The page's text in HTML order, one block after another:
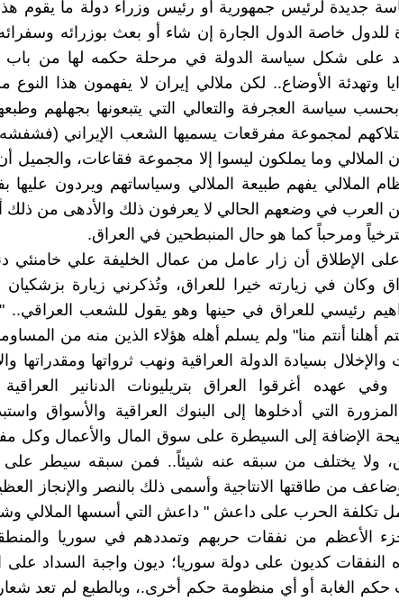
جديدة لرئيس جمهورية أو رئيس وزراء دولة ما يقوم
للدول خاصة الدول الجارة إن شاء أو بعث بوزرائه
على شكل سياسة الدولة في مرحلة حكمه لها من باب
وتهدئة الأوضاع.. لكن ملالي إيران لا يفهمون هذا النوع
بحسب سياسة العجرفة والتعالي التي يتبعونها بجهلهم
لمجموعة مفرقعات يسميها الشعب الإيراني
الملالي وما يملكون ليسوا إلا مجموعة فقاعات، والجميل
الملالي يفهم طبيعة الملالي وسياساتهم ويردون عليها
العرب في وضعهم الحالي لا يعرفون ذلك والأدهى من
ومرحباً كما هو حال المنبطحين في العراق.
الإطلاق أن زار عامل من عمال الخليفة علي خامنئي
وكان في زيارته خيرا للعراق، وتُذكرني زيارة بزشكيان
رئيسي للعراق في حينها وهو يقول للشعب العراقي..
أهلنا أنتم منا" ولم يسلم أهله هؤلاء الذين منه من
والإخلال بسيادة الدولة العراقية ونهب ثرواتها ومقدراتها
وفي عهده أغرقوا العراق بتريليونات الدنانير العراقية
المزورة التي أدخلوها إلى البنوك العراقية والأسواق
الإضافة إلى السيطرة على سوق المال والأعمال وكل
ولا يختلف من سبقه عنه شيئاً.. فمن سبقه سيطر
من طاقتها الانتاجية وأسمى ذلك بالنصر والإنجاز
تكلفة الحرب على داعش " داعش التي أسسها الملالي
الأعظم من نفقات حربهم وتمددهم في سوريا
النفقات كديون على دولة سوريا؛ ديون واجبة السداد على
الغابة أو أي منظومة حكم أخرى.، وبالطبع لم تعد